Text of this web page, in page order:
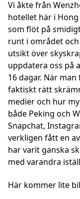
Vi åkte från
hotellet här i
som flöt på
runt i området
utsikt över
uppdatera oss på
16 dagar. När
faktiskt rätt
medier och hur
både Peking och
Snapchat,
verkligen fått en
har varit ganska
med varandra
Här kommer lite